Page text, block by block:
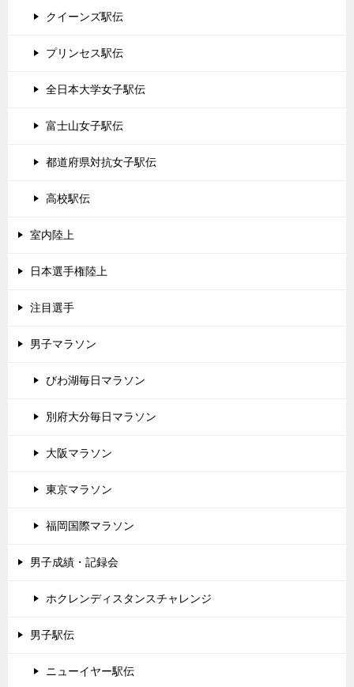
クイーンズ駅伝
プリンセス駅伝
全日本大学女子駅伝
富士山女子駅伝
都道府県対抗女子駅伝
高校駅伝
室内陸上
日本選手権陸上
注目選手
男子マラソン
びわ湖毎日マラソン
別府大分毎日マラソン
大阪マラソン
東京マラソン
福岡国際マラソン
男子成績・記録会
ホクレンディスタンスチャレンジ
男子駅伝
ニューイヤー駅伝